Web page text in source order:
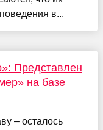
в...
Представлен
на базе
– осталось